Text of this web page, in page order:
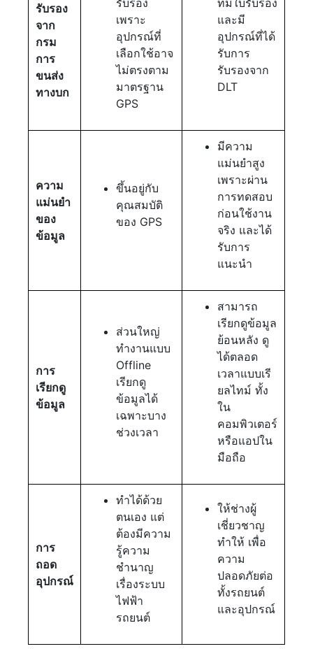
รับรอง
จาก
กรม
การ
ขนส่ง
ทางบก
เพราะ
อุปกรณ์ที่
เลือกใช้อาจ
ไม่ตรงตาม
มาตรฐาน
GPS
และมี
อุปกรณ์ที่ได้
รับการ
รับรองจาก
DLT
ความ
แม่นยำ
ของ
ข้อมูล
ขึ้นอยู่กับ
คุณสมบัติ
ของ GPS
มีความ
แม่นยำสูง
เพราะผ่าน
การทดสอบ
ก่อนใช้งาน
จริง และได้
รับการ
แนะนำ
การ
เรียกดู
ข้อมูล
ส่วนใหญ่
ทำงานแบบ
Offline
เรียกดู
ข้อมูลได้
เฉพาะบาง
ช่วงเวลา
สามารถ
เรียกดูข้อมูล
ย้อนหลัง ดู
ได้ตลอด
เวลาแบบเรี
ยลไทม์ ทั้ง
ใน
คอมพิวเตอร์
หรือแอปใน
มือถือ
การ
ถอด
อุปกรณ์
ทำได้ด้วย
ตนเอง แต่
ต้องมีความ
รู้ความ
ชำนาญ
เรื่องระบบ
ไฟฟ้า
รถยนต์
ให้ช่างผู้
เชี่ยวชาญ
ทำให้ เพื่อ
ความ
ปลอดภัยต่อ
ทั้งรถยนต์
และอุปกรณ์